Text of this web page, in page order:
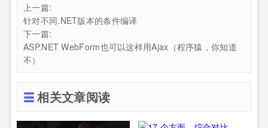
上一篇:
针对不同.NET版本的条件编译
下一篇:
ASP.NET WebForm也可以这样用Ajax（程序猿，你知道
不）
相关文章阅读